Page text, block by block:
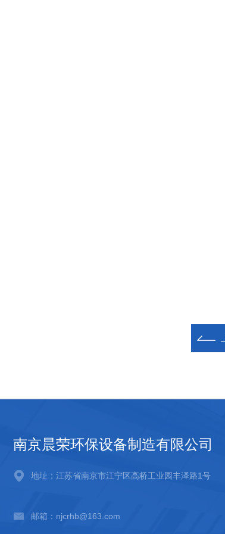
南京晨荣环保设备制造有限公司
地址：江苏省南京市江宁区高桥工业园丰泽路1号
邮箱：njcrhb@163.com